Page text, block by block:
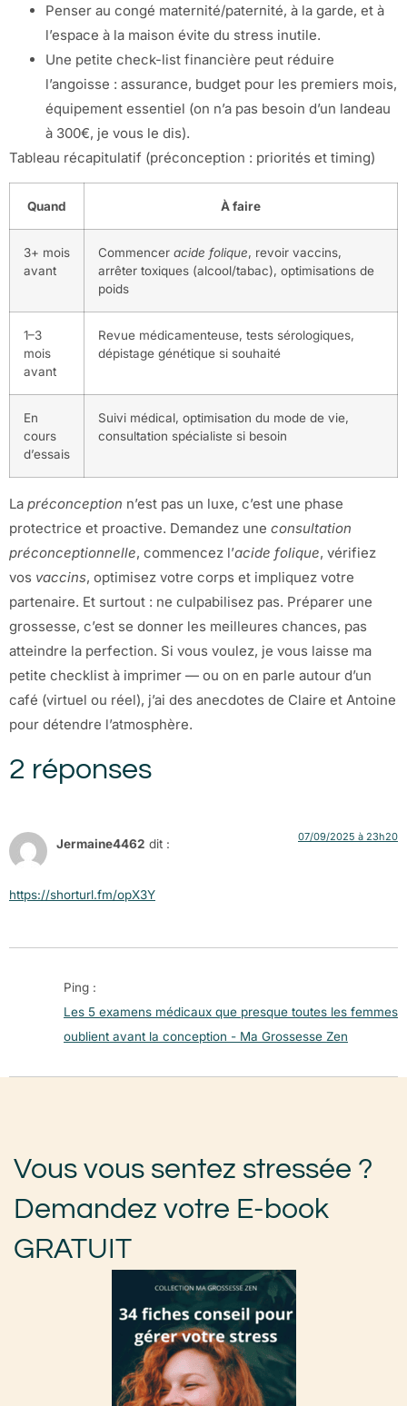
Penser au congé maternité/paternité, à la garde, et à
l’espace à la maison évite du stress inutile.
Une petite check-list financière peut réduire
l’angoisse : assurance, budget pour les premiers mois,
équipement essentiel (on n’a pas besoin d’un landeau
à 300€, je vous le dis).
Tableau récapitulatif (préconception : priorités et timing)
Quand À faire
3+ mois
avant
Commencer acide folique, revoir vaccins,
arrêter toxiques (alcool/tabac), optimisations de
poids
1–3
mois
avant
Revue médicamenteuse, tests sérologiques,
dépistage génétique si souhaité
En
cours
d’essais
Suivi médical, optimisation du mode de vie,
consultation spécialiste si besoin
La préconception n’est pas un luxe, c’est une phase
protectrice et proactive. Demandez une consultation
préconceptionnelle, commencez l’acide folique, vérifiez
vos vaccins, optimisez votre corps et impliquez votre
partenaire. Et surtout : ne culpabilisez pas. Préparer une
grossesse, c’est se donner les meilleures chances, pas
atteindre la perfection. Si vous voulez, je vous laisse ma
petite checklist à imprimer — ou on en parle autour d’un
café (virtuel ou réel), j’ai des anecdotes de Claire et Antoine
pour détendre l’atmosphère.
2 réponses
Jermaine4462 dit : 07/09/2025 à 23h20
https://shorturl.fm/opX3Y
Ping :
Les 5 examens médicaux que presque toutes les femmes
oublient avant la conception - Ma Grossesse Zen
Vous vous sentez stressée ?
Demandez votre E-book
GRATUIT